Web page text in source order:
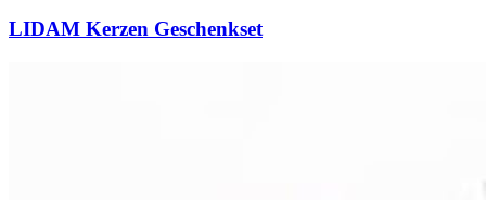
LIDAM Kerzen Geschenkset